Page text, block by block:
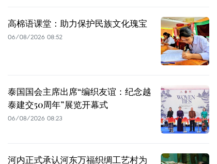
高棉语课堂：助力保护民族文化瑰宝
06/08/2026 08:52
泰国国会主席出席“编织友谊：纪念越
泰建交50周年”展览开幕式
06/08/2026 08:23
河内正式承认河东万福织绸工艺村为